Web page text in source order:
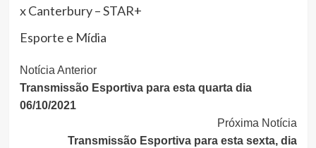
x Canterbury – STAR+
Esporte e Mídia
Continue
Lendo
Notícia Anterior
Transmissão Esportiva para esta quarta dia
06/10/2021
Próxima Notícia
Transmissão Esportiva para esta sexta, dia